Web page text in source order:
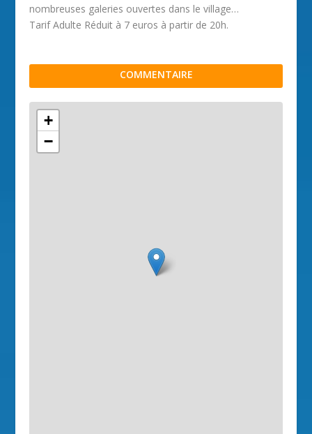
nombreuses galeries ouvertes dans le village…
Tarif Adulte Réduit à 7 euros à partir de 20h.
COMMENTAIRE
+
−